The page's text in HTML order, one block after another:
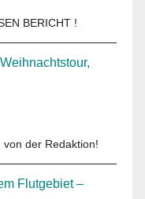
BERICHT !
der Redaktion!
Flutgebiet –